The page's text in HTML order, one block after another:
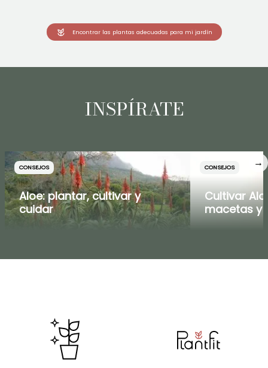
Encontrar las plantas adecuadas para mi jardín
INSPÍRATE
CONSEJOS
Aloe: plantar, cultivar y
cuidar
CONSEJOS
Cultivar
macetas y
→